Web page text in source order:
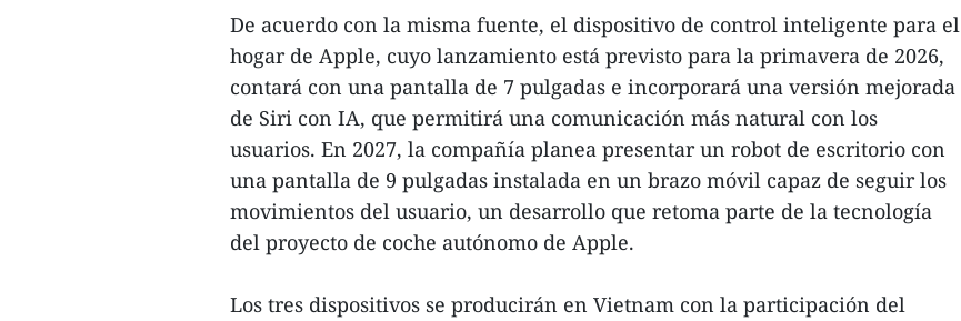
De acuerdo con la misma fuente, el dispositivo de control inteligente para el
hogar de Apple, cuyo lanzamiento está previsto para la primavera de 2026,
contará con una pantalla de 7 pulgadas e incorporará una versión mejorada
de Siri con IA, que permitirá una comunicación más natural con los
usuarios. En 2027, la compañía planea presentar un robot de escritorio con
una pantalla de 9 pulgadas instalada en un brazo móvil capaz de seguir los
movimientos del usuario, un desarrollo que retoma parte de la tecnología
del proyecto de coche autónomo de Apple.
Los tres dispositivos se producirán en Vietnam con la participación del